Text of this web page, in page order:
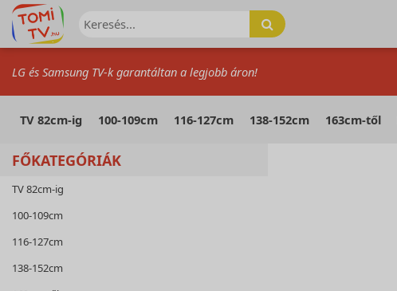
LG és Samsung TV-k garantáltan a legjobb áron!
TV 82cm-ig 100-109cm 116-127cm 138-152cm 163cm-től
FŐKATEGÓRIÁK
TV 82cm-ig
100-109cm
116-127cm
138-152cm